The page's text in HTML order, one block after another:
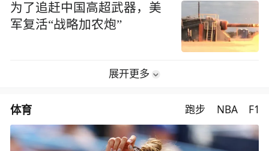
为了追赶中国高超武器，美
军复活“战略加农炮”
展开更多
体育 跑步 NBA F1